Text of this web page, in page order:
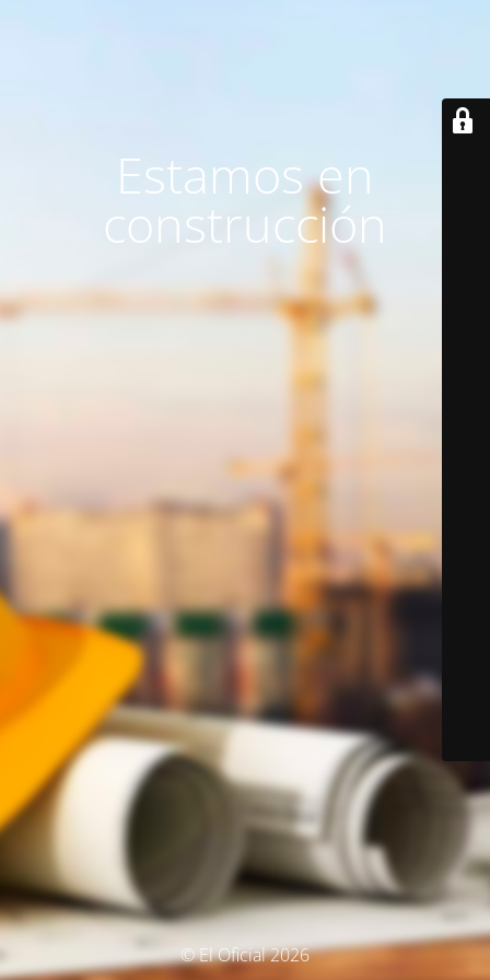
Estamos en
construcción
© El Oficial 2026